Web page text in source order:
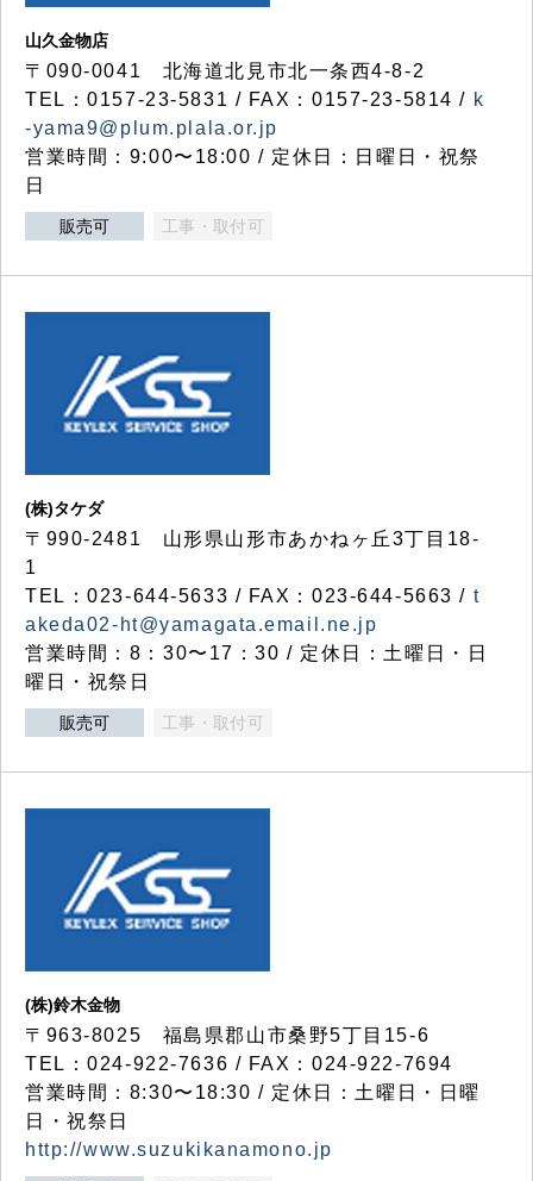
山久金物店
〒090-0041 北海道北見市北一条西4-8-2
TEL：0157-23-5831 / FAX：0157-23-5814 / k
-yama9@plum.plala.or.jp
営業時間：9:00〜18:00 / 定休日：日曜日・祝祭
日
販売可 工事・取付可
(株)タケダ
〒990-2481 山形県山形市あかねヶ丘3丁目18-
1
TEL：023-644-5633 / FAX：023-644-5663 / t
akeda02-ht@yamagata.email.ne.jp
営業時間：8：30〜17：30 / 定休日：土曜日・日
曜日・祝祭日
販売可 工事・取付可
(株)鈴木金物
〒963-8025 福島県郡山市桑野5丁目15-6
TEL：024-922-7636 / FAX：024-922-7694
営業時間：8:30〜18:30 / 定休日：土曜日・日曜
日・祝祭日
http://www.suzukikanamono.jp